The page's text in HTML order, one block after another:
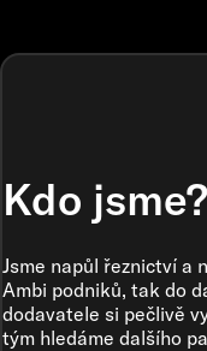
Kdo jsme?
Jsme napůl řeznictví a
Ambi podniků, tak do
dodavatele si pečlivě
tým hledáme dalšího